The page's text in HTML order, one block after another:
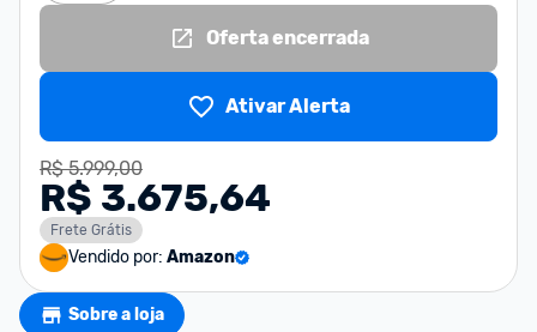
Oferta encerrada
Ativar Alerta
R$ 5.999,00
R$ 3.675,64
Frete Grátis
Vendido por: Amazon
Sobre a loja